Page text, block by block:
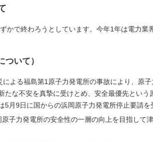
かで終わろうとしています。今年1年は電力業
ついて）
よる福島第1原子力発電所の事故により、原
たな不安を真摯に受けとめ、安全最優先とい
5月9日に国からの浜岡原子力発電所停止要請を
子力発電所の安全性の一層の向上を目指して